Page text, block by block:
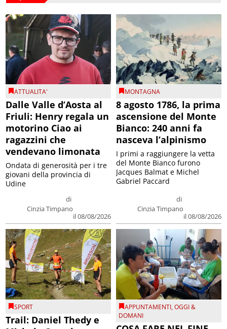
ATTUALITA'
Dalle Valle d’Aosta al
Friuli: Henry regala un
motorino Ciao ai
ragazzini che
vendevano limonata
di
Cinzia Timpano
il 08/08/2026
Ondata di generosità per i tre
giovani della provincia di
Udine
MONTAGNA
8 agosto 1786, la prima
ascensione del Monte
Bianco: 240 anni fa
nasceva l’alpinismo
di
Cinzia Timpano
il 08/08/2026
I primi a raggiungere la vetta
del Monte Bianco furono
Jacques Balmat e Michel
Gabriel Paccard
SPORT
Trail: Daniel Thedy e
APPUNTAMENTI,OGGI &
DOMANI